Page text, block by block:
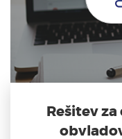
Rešitev